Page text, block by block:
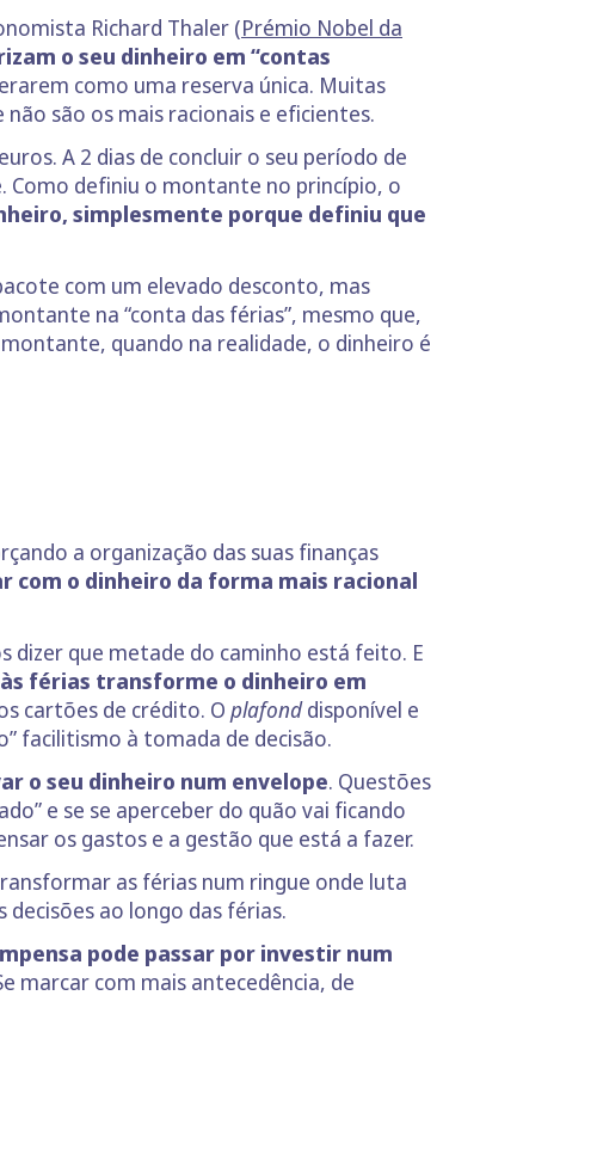
Richard Thaler (Prémio Nobel da
o seu dinheiro em “contas
como uma reserva única. Muitas
são os mais racionais e eficientes.
A 2 dias de concluir o seu período de
Como definiu o montante no princípio, o
simplesmente porque definiu que
com um elevado desconto, mas
na “conta das férias”, mesmo que,
quando na realidade, o dinheiro é
a organização das suas finanças
com o dinheiro da forma mais racional
dizer que metade do caminho está feito. E
férias transforme o dinheiro em
cartões de crédito. O plafonddisponível e
facilitismo à tomada de decisão.
o seu dinheiro num envelope. Questões
e se se aperceber do quão vai ficando
os gastos e a gestão que está a fazer.
as férias num ringue onde luta
ao longo das férias.
pode passar por investir num
marcar com mais antecedência, de